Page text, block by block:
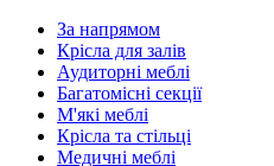
За напрямом
Крісла для залів
Аудиторні меблі
Багатомісні секції
М'які меблі
Крісла та стільці
Медичні меблі